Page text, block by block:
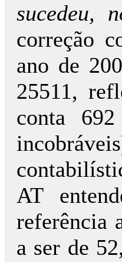
sucedeu,
correção
ano de
25511,
conta
AT
referência
a ser de